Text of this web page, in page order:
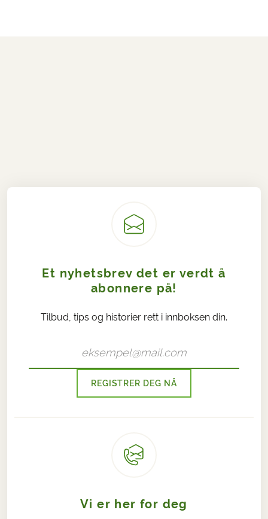
Et nyhetsbrev det er verdt å
abonnere på!
Tilbud, tips og historier rett i innboksen din.
REGISTRER DEG NÅ
Vi er her for deg